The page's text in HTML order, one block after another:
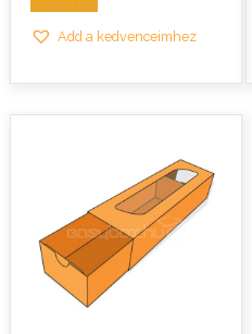
Add a kedvenceimhez